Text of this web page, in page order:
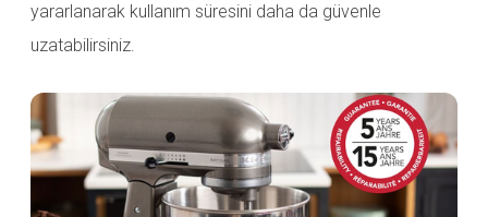
yararlanarak kullanım süresini daha da güvenle
uzatabilirsiniz.